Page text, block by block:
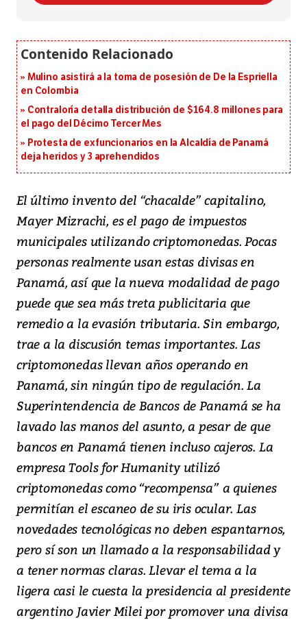
Mulino asistirá a la toma de posesión de De la Espriella
en Colombia
Contraloría detalla distribución de $164.8 millones para
el pago del Décimo Tercer Mes
Protesta de exfuncionarios en la Alcaldía de Panamá
deja heridos y 3 aprehendidos
El último invento del “chacalde” capitalino,
Mayer Mizrachi, es el pago de impuestos
municipales utilizando criptomonedas. Pocas
personas realmente usan estas divisas en
Panamá, así que la nueva modalidad de pago
puede que sea más treta publicitaria que
remedio a la evasión tributaria. Sin embargo,
trae a la discusión temas importantes. Las
criptomonedas llevan años operando en
Panamá, sin ningún tipo de regulación. La
Superintendencia de Bancos de Panamá se ha
lavado las manos del asunto, a pesar de que
bancos en Panamá tienen incluso cajeros. La
empresa Tools for Humanity utilizó
criptomonedas como “recompensa” a quienes
permitían el escaneo de su iris ocular. Las
novedades tecnológicas no deben espantarnos,
pero sí son un llamado a la responsabilidad y
a tener normas claras. Llevar el tema a la
ligera casi le cuesta la presidencia al presidente
argentino Javier Milei por promover una divisa